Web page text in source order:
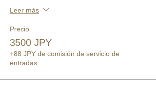
Leer más
Precio
3500 JPY
+88 JPY de comisión de servicio de
entradas